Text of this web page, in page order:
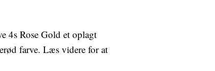
4s Rose Gold et oplagt
farve. Læs videre for at